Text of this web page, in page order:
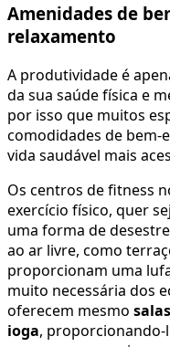
Amenidades de
relaxamento
A produtividade é
da sua saúde física e
por isso que muitos
comodidades de bem-
vida saudável mais
Os centros de fitness
exercício físico, quer
uma forma de
ao ar livre, como
proporcionam uma
muito necessária dos
oferecem mesmo
ioga,